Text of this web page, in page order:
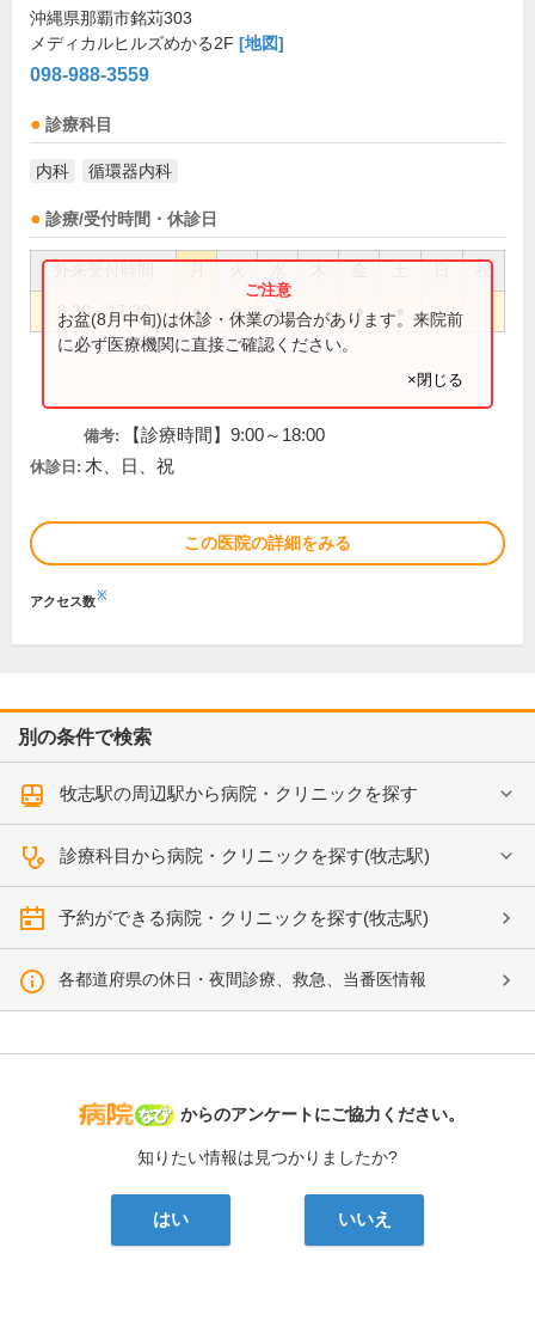
沖縄県那覇市銘苅303
メディカルヒルズめかる2F [地図]
098-988-3559
診療科目
内科 循環器内科
診療/受付時間・休診日
祝
8:30～17:30 ● ● ● ●
お盆(8月中旬)は休診・休業の場合があります。来院前
に必ず医療機関に直接ご確認ください。
×閉じる
備考: 【診療時間】9:00～18:00
休診日: 木、日、祝
この医院の詳細をみる
アクセス数※
別の条件で検索
牧志駅の周辺駅から病院・クリニックを探す
診療科目から病院・クリニックを探す(牧志駅)
予約ができる病院・クリニックを探す(牧志駅)
各都道府県の休日・夜間診療、救急、当番医情報
病院なび
からのアンケートにご協力ください。
知りたい情報は見つかりましたか?
はい いいえ